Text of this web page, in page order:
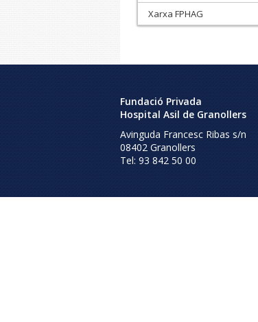
Xarxa FPHAG
Fundació Privada
Hospital Asil de Granollers
Avinguda Francesc Ribas s/n
08402 Granollers
Tel: 93 842 50 00